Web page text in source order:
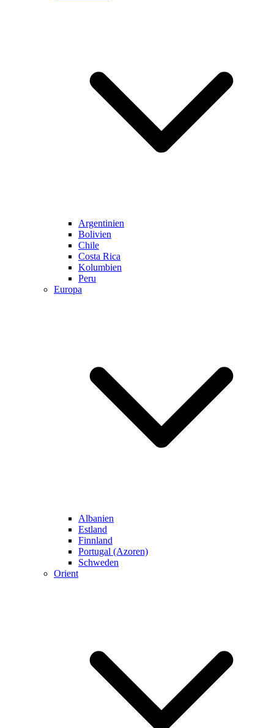
Argentinien
Bolivien
Chile
Costa Rica
Kolumbien
Peru
Europa
Albanien
Estland
Finnland
Portugal (Azoren)
Schweden
Orient